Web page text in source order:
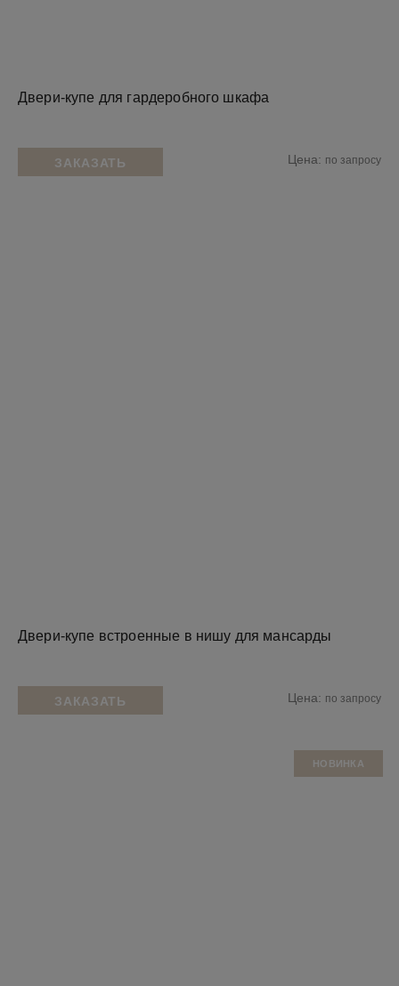
Двери-купе для гардеробного шкафа
ЗАКАЗАТЬ Цена: по запросу
Двери-купе встроенные в нишу для мансарды
ЗАКАЗАТЬ Цена: по запросу
НОВИНКА